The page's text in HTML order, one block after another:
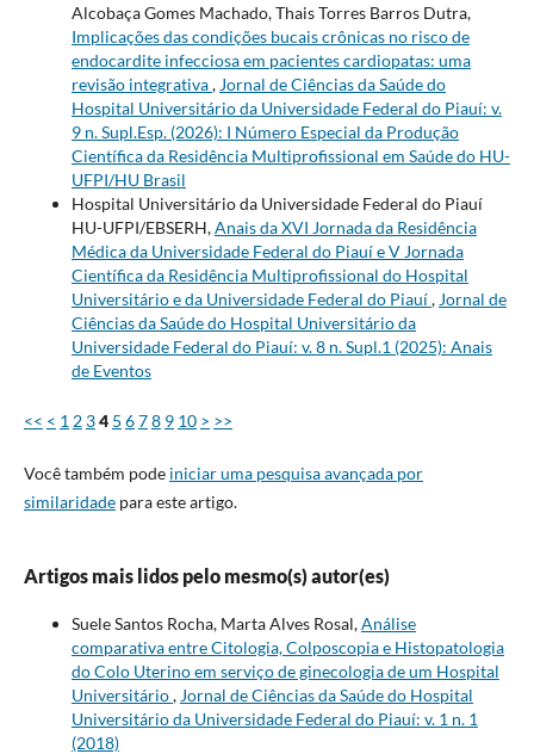
Alcobaça Gomes Machado, Thais Torres Barros Dutra,
Implicações das condições bucais crônicas no risco de
endocardite infecciosa em pacientes cardiopatas: uma
revisão integrativa, Jornal de Ciências da Saúde do
Hospital Universitário da Universidade Federal do Piauí: v.
9 n. Supl.Esp. (2026): I Número Especial da Produção
Científica da Residência Multiprofissional em Saúde do HU-
UFPI/HU Brasil
Hospital Universitário da Universidade Federal do Piauí
HU-UFPI/EBSERH,Anais da XVI Jornada da Residência
Médica da Universidade Federal do Piauí e V Jornada
Científica da Residência Multiprofissional do Hospital
Universitário e da Universidade Federal do Piauí, Jornal de
Ciências da Saúde do Hospital Universitário da
Universidade Federal do Piauí: v. 8 n. Supl.1 (2025): Anais
de Eventos
<< < 1 2 34 5 678 9 10 > >>
Você também pode iniciar uma pesquisa avançada por
similaridadepara este artigo.
Artigos mais lidos pelo mesmo(s) autor(es)
Suele Santos Rocha, Marta Alves Rosal,Análise
comparativa entre Citologia, Colposcopia e Histopatologia
do Colo Uterino em serviço de ginecologia de um Hospital
Universitário, Jornal de Ciências da Saúde do Hospital
Universitário da Universidade Federal do Piauí: v. 1 n. 1
(2018)